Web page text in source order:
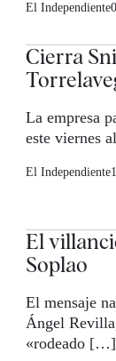
El Independiente
Cierra
La empresa
este viernes
El Independiente
El
Soplao
El mensaje
Ángel
«rodeado […]